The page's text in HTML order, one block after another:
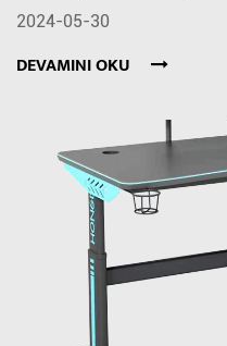
2024-05-30
DEVAMINI OKU